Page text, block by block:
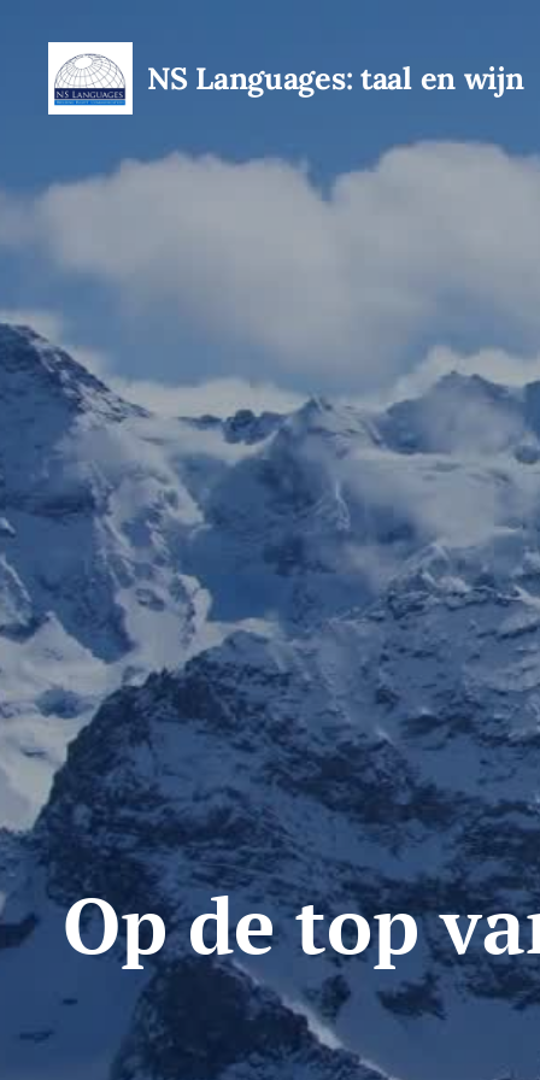
NS Languages: taal en wijn
Op de top